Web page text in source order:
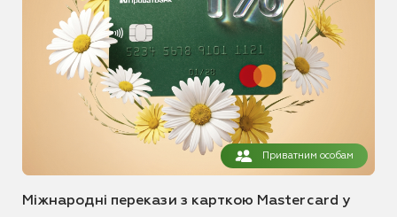
Приватним особам
Міжнародні перекази з карткою Mastercard у